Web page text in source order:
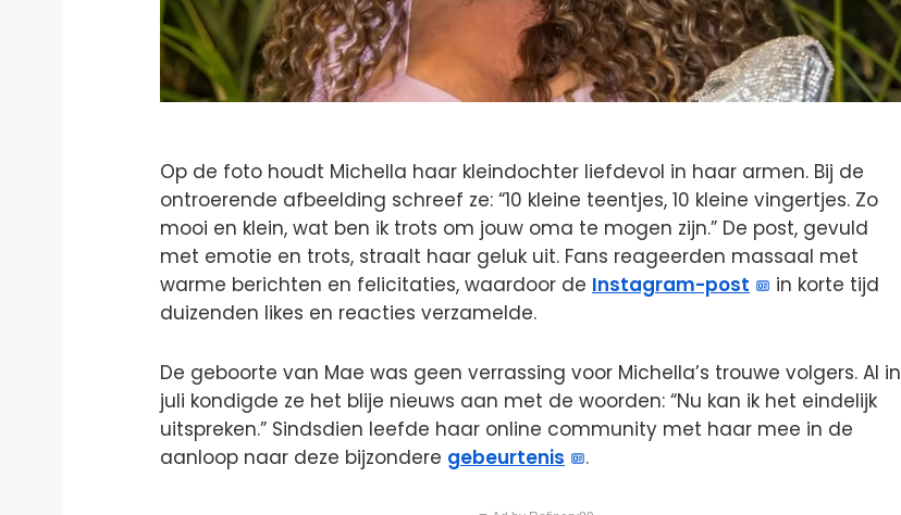
Op de foto houdt Michella haar kleindochter liefdevol in haar armen. Bij de
ontroerende afbeelding schreef ze: “10 kleine teentjes, 10 kleine vingertjes. Zo
mooi en klein, wat ben ik trots om jouw oma te mogen zijn.” De post, gevuld
met emotie en trots, straalt haar geluk uit. Fans reageerden massaal met
warme berichten en felicitaties, waardoor de Instagram-post
in korte tijd
duizenden likes en reacties verzamelde.
De geboorte van Mae was geen verrassing voor Michella’s trouwe volgers. Al in
juli kondigde ze het blije nieuws aan met de woorden: “Nu kan ik het eindelijk
uitspreken.” Sindsdien leefde haar online community met haar mee in de
aanloop naar deze bijzondere gebeurtenis .